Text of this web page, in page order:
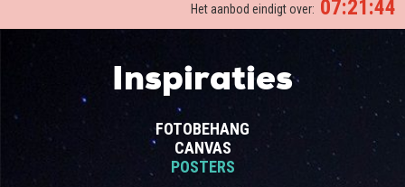
07:21:43
Het aanbod eindigt over:
Inspiraties
FOTOBEHANG
CANVAS
POSTERS